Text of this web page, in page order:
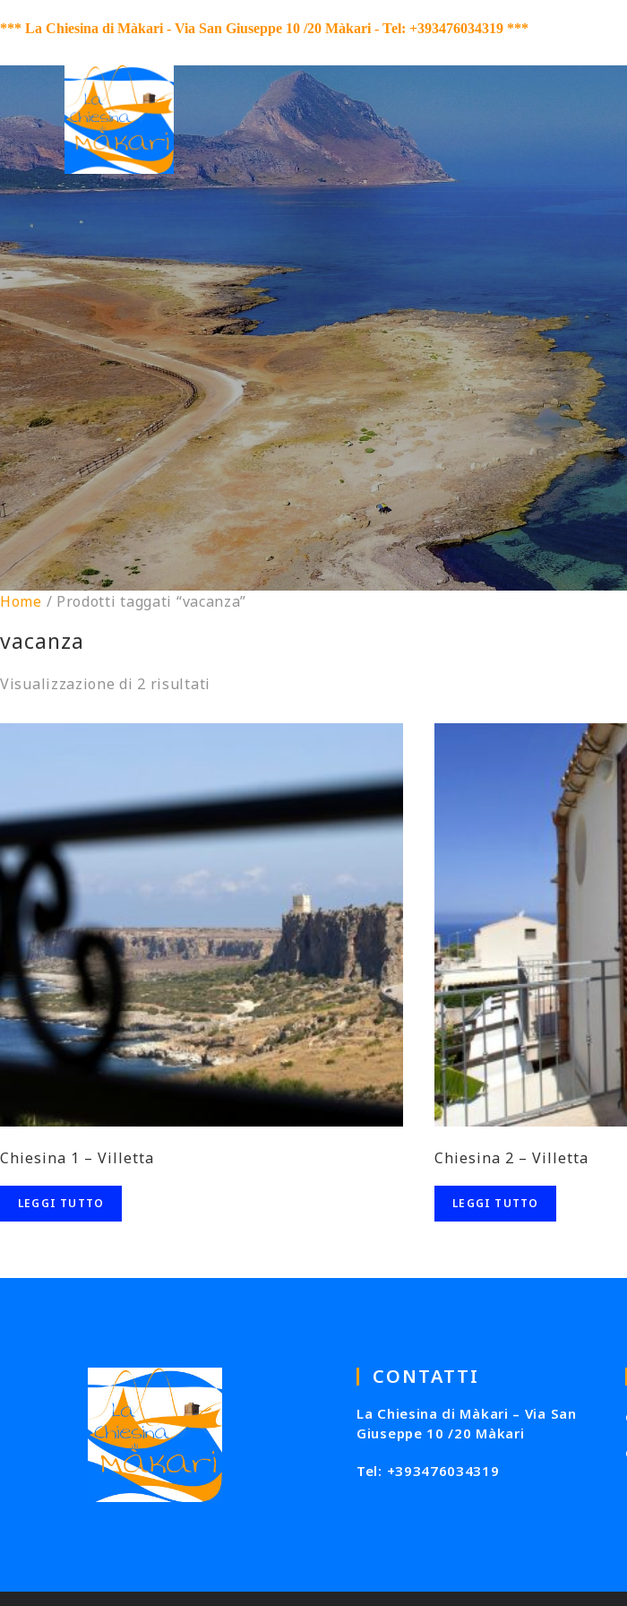
*** La Chiesina di Màkari - Via San Giuseppe 10 /20 Màkari - Tel: +393476034319 ***
Home / Prodotti taggati “vacanza”
vacanza
Visualizzazione di 2 risultati
Chiesina 1 – Villetta
LEGGI TUTTO
Chiesina 2 – Villetta
LEGGI TUTTO
CONTATTI
La Chiesina di Màkari – Via San
Giuseppe 10 /20 Màkari
Tel: +393476034319